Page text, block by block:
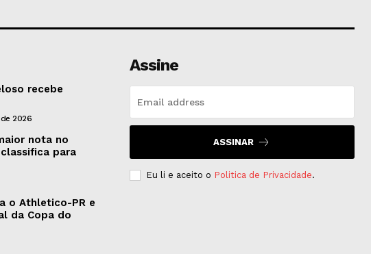
recebe
2026
nota no
para
o Athletico-PR e
da Copa do
Assine
ASSINAR
Eu li e aceito o Politica de Privacidade.